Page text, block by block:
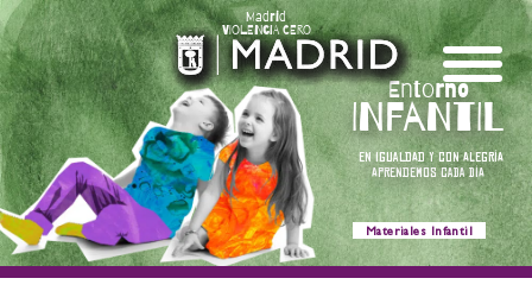
APRENDEMOS CADA DÍA
EN IGUALDAD Y CON ALEGRÍA
Materiales Infantil
VIOLENCIA CERO
Madrid
Entorno
INFANTIL